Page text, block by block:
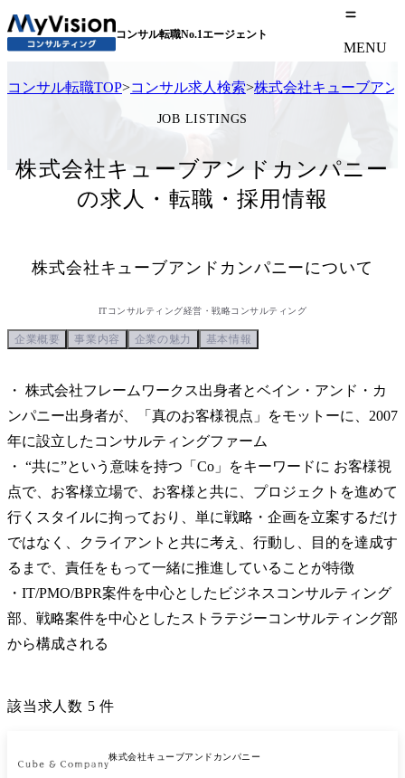
コンサル転職No.1エージェント
MENU
コンサル転職TOP>コンサル求人検索>株式会社キューブアン
JOB LISTINGS
株式会社キューブアンドカンパニー
の求人・転職・採用情報
株式会社キューブアンドカンパニーについて
ITコンサルティング経営・戦略コンサルティング
企業概要 事業内容 企業の魅力 基本情報
・ 株式会社フレームワークス出身者とベイン・アンド・カ
ンパニー出身者が、「真のお客様視点」をモットーに、2007
年に設立したコンサルティングファーム
・ “共に”という意味を持つ「Co」をキーワードに お客様視
点で、お客様立場で、お客様と共に、プロジェクトを進めて
行くスタイルに拘っており、単に戦略・企画を立案するだけ
ではなく、クライアントと共に考え、行動し、目的を達成す
るまで、責任をもって一緒に推進していることが特徴
・IT/PMO/BPR案件を中心としたビジネスコンサルティング
部、戦略案件を中心としたストラテジーコンサルティング部
から構成される
該当求人数 5 件
株式会社キューブアンドカンパニー